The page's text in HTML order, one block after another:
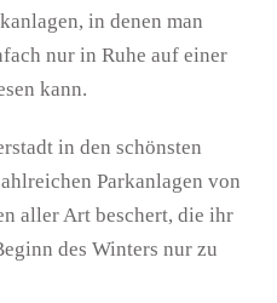
in denen man
nur in Ruhe auf einer
kann.
in den schönsten
Parkanlagen von
aller Art beschert, die ihr
des Winters nur zu